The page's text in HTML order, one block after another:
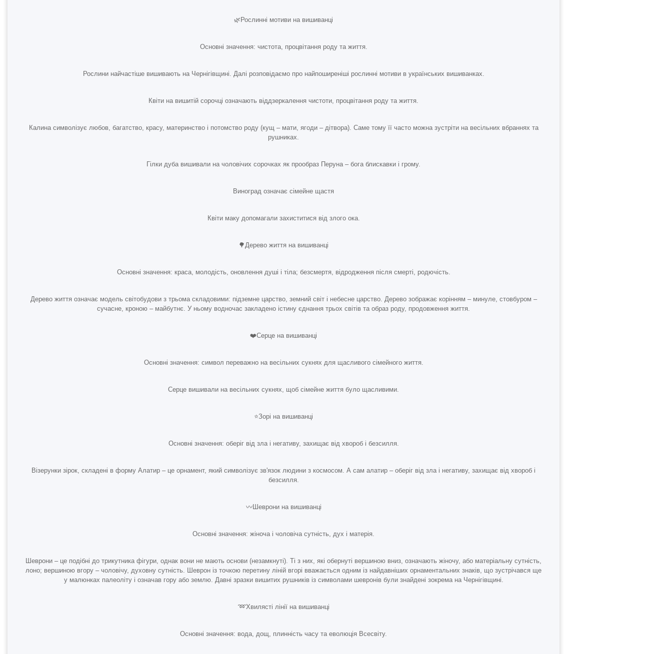
🌿Рослинні мотиви на вишиванці
Основні значення: чистота, процвітання роду та життя.
Рослини найчастіше вишивають на Чернігівщині. Далі розповідаємо про найпоширеніші рослинні мотиви в українських вишиванках.
Квіти на вишитій сорочці означають віддзеркалення чистоти, процвітання роду та життя.
Калина символізує любов, багатство, красу, материнство і потомство роду (кущ – мати, ягоди – дітвора). Саме тому її часто можна зустріти на весільних вбраннях та
рушниках.
Гілки дуба вишивали на чоловічих сорочках як прообраз Перуна – бога блискавки і грому.
Виноград означає сімейне щастя
Квіти маку допомагали захиститися від злого ока.
🌳Дерево життя на вишиванці
Основні значення: краса, молодість, оновлення душі і тіла; безсмертя, відродження після смерті, родючість.
Дерево життя означає модель світобудови з трьома складовими: підземне царство, земний світ і небесне царство. Дерево зображає корінням – минуле, стовбуром –
сучасне, кроною – майбутнє. У ньому водночас закладено істину єднання трьох світів та образ роду, продовження життя.
❤️Серце на вишиванці
Основні значення: символ переважно на весільних сукнях для щасливого сімейного життя.
Серце вишивали на весільних сукнях, щоб сімейне життя було щасливими.
⭐️Зорі на вишиванці
Основні значення: оберіг від зла і негативу, захищає від хвороб і безсилля.
Візерунки зірок, складені в форму Алатир – це орнамент, який символізує зв'язок людини з космосом. А сам алатир – оберіг від зла і негативу, захищає від хвороб і
безсилля.
〰️Шеврони на вишиванці
Основні значення: жіноча і чоловіча сутність, дух і матерія.
Шеврони – це подібні до трикутника фігури, однак вони не мають основи (незамкнуті). Ті з них, які обернуті вершиною вниз, означають жіночу, або матеріальну сутність,
лоно; вершиною вгору – чоловічу, духовну сутність. Шеврон із точкою перетину ліній вгорі вважається одним із найдавніших орнаментальних знаків, що зустрічався ще
у малюнках палеоліту і означав гору або землю. Давні зразки вишитих рушників із символами шевронів були знайдені зокрема на Чернігівщині.
➿Хвилясті лінії на вишиванці
Основні значення: вода, дощ, плинність часу та еволюція Всесвіту.